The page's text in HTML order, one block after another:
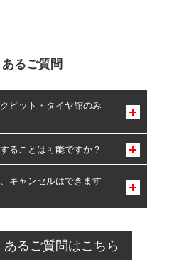
あるご質問
ピット・タイヤ館のみ
のみとなります。
ることは可能ですか？
は可能です。
み合わせに限り、同時にご予約が
。
キャンセルはできます
前を過ぎている場合のご予約
ては、直接ご予約の店舗まで
るご質問はこちら